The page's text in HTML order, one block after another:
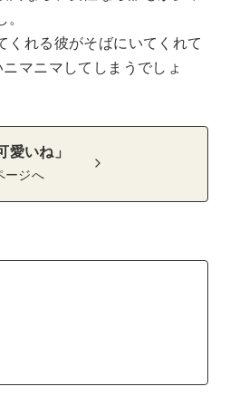
くれる彼がそばにいてくれて
マニマしてしまうでしょ
愛いね」
ージへ